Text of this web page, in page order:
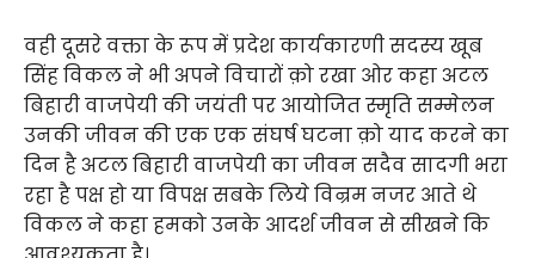
वही दूसरे वक्ता के रूप में प्रदेश कार्यकारणी सदस्य खूब
सिंह विकल ने भी अपने विचारों क़ो रखा ओर कहा अटल
बिहारी वाजपेयी की जयंती पर आयोजित स्मृति सम्मेलन
उनकी जीवन की एक एक संघर्ष घटना क़ो याद करने का
दिन है अटल बिहारी वाजपेयी का जीवन सदैव सादगी भरा
रहा है पक्ष हो या विपक्ष सबके लिये विन्रम नजर आते थे
विकल ने कहा हमको उनके आदर्श जीवन से सीखने कि